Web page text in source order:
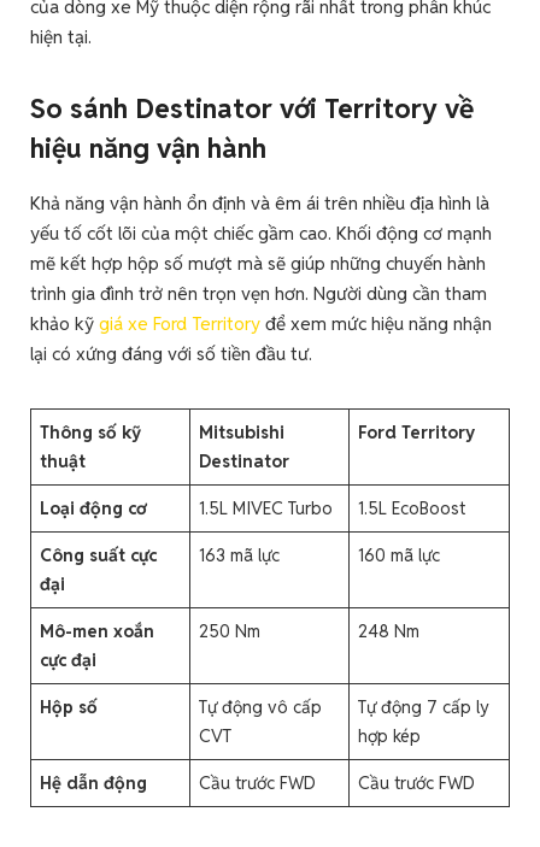
của dòng xe Mỹ thuộc diện rộng rãi nhất trong phân khúc
hiện tại.
So sánh Destinator với Territory về
hiệu năng vận hành
Khả năng vận hành ổn định và êm ái trên nhiều địa hình là
yếu tố cốt lõi của một chiếc gầm cao. Khối động cơ mạnh
mẽ kết hợp hộp số mượt mà sẽ giúp những chuyến hành
trình gia đình trở nên trọn vẹn hơn. Người dùng cần tham
khảo kỹ giá xe Ford Territory để xem mức hiệu năng nhận
lại có xứng đáng với số tiền đầu tư.
Thông số kỹ
thuật
Mitsubishi
Destinator
Ford Territory
Loại động cơ 1.5L MIVEC Turbo 1.5L EcoBoost
Công suất cực
đại
163 mã lực 160 mã lực
Mô-men xoắn
cực đại
250 Nm 248 Nm
Hộp số
Tự động vô cấp
CVT
Tự động 7 cấp ly
hợp kép
Hệ dẫn động Cầu trước FWD Cầu trước FWD